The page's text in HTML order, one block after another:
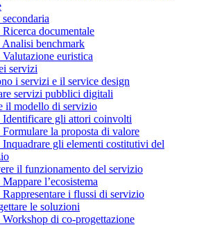
documentale
Analisi benchmark
euristica
servizi
i servizi e il service design
servizi pubblici digitali
il modello di servizio
Identificare gli attori coinvolti
Formulare la proposta di valore
Inquadrare gli elementi costitutivi del
il funzionamento del servizio
l’ecosistema
Rappresentare i flussi di servizio
le soluzioni
Workshop di co-progettazione